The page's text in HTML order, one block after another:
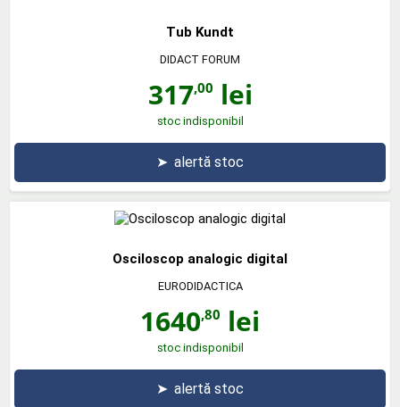
Tub Kundt
DIDACT FORUM
317,00 lei
stoc indisponibil
➤ alertă stoc
Osciloscop analogic digital
EURODIDACTICA
1640,80 lei
stoc indisponibil
➤ alertă stoc